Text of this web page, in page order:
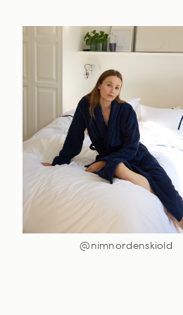
@nimnordenskiold